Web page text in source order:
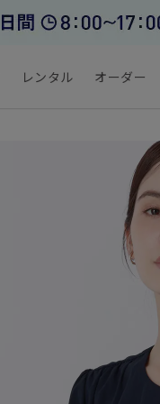
レンタル オーダー